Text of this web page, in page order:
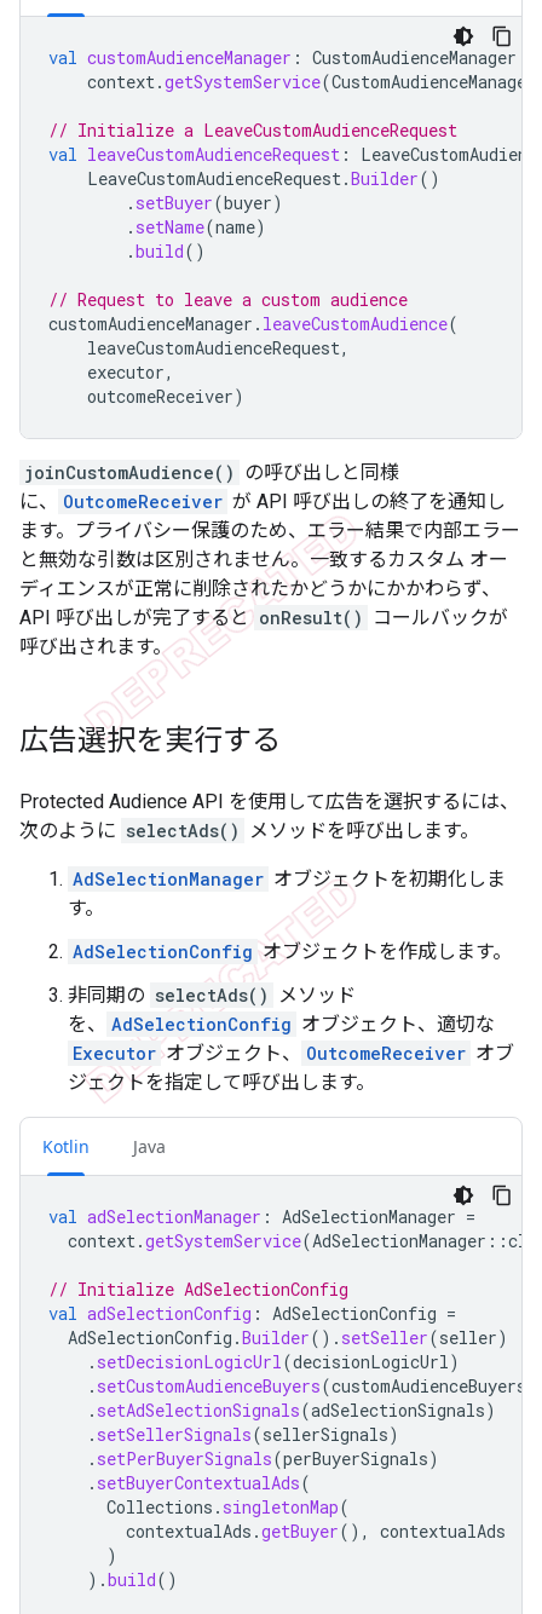
val customAudienceManager : CustomAudienceManager
context .getSystemService(CustomAudienceManager
// Initialize a LeaveCustomAudienceRequest
val leaveCustomAudienceRequest :
LeaveCustomAudienceRequest .Builder()
. setBuyer(buyer)
. setName(name)
.build()
// Request to leave a custom audience
customAudienceManager . leaveCustomAudience(
leaveCustomAudienceRequest,
executor,
outcomeReceiver)
joinCustomAudience() の呼び出しと同様
に、
OutcomeReceiver が API 呼び出しの終了を通知し
ます。プライバシー保護のため、エラー結果で内部エラー
と無効な引数は区別されません。一致するカスタム オー
ディエンスが正常に削除されたかどうかにかかわらず、
API 呼び出しが完了すると onResult()
コールバックが
呼び出されます。
広告選択を実行する
Protected Audience API を使用して広告を選択するには、
次のように selectAds() メソッドを呼び出します。
AdSelectionManager オブジェクトを初期化しま
す。
AdSelectionConfig オブジェクトを作成します。
非同期の selectAds()
メソッド
を、
AdSelectionConfig オブジェクト、適切な
Executor オブジェクト、 OutcomeReceiver オブ
ジェクトを指定して呼び出します。
Kotlin Java
val adSelectionManager : AdSelectionManager =
context .getSystemService(AdSelectionManager ::
// Initialize AdSelectionConfig
val adSelectionConfig : AdSelectionConfig =
AdSelectionConfig .Builder(). setSeller(seller)
. setDecisionLogicUrl (decisionLogicUrl )
. setCustomAudienceBuyers(customAudienceBuyers
. setAdSelectionSignals(adSelectionSignals)
. setSellerSignals(sellerSignals)
. setPerBuyerSignals(perBuyerSignals)
. setBuyerContextualAds(
Collections . singletonMap(
contextualAds .getBuyer(),
contextualAds
)
).build()